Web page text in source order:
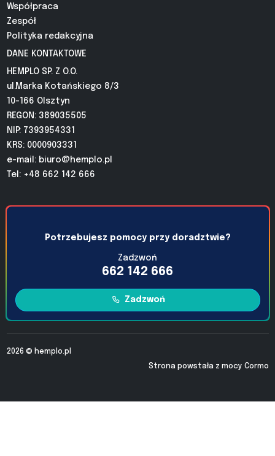
Współpraca
Zespół
Polityka redakcyjna
DANE KONTAKTOWE
HEMPLO SP. Z O.O.
ul.Marka Kotańskiego 8/3
10-166 Olsztyn
REGON: 389035505
NIP: 7393954331
KRS: 0000903331
e-mail: biuro@hemplo.pl
Tel: +48 662 142 666
Potrzebujesz pomocy przy doradztwie?
Zadzwoń
662 142 666
Zadzwoń
2026 © hemplo.pl
Strona powstała z mocy Cormo